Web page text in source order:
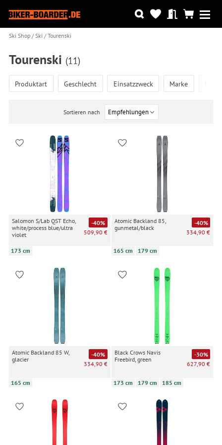
Ski Shop Ski Tourenski
Tourenski (11)
Produktart Geschlecht Einsatzzweck Marke
Sortieren nach
Salomon S/Lab QST Echo,
white/process blue/ultra
violet
-40%
509,90 €
173 cm
Atomic Backland 85,
gunmetal/black
-40%
334,90 €
165 cm 179 cm
Atomic Backland 85 W,
glacier
-40%
334,90 €
165 cm
Black Crows Navis
Freebird, green
-30%
627,90 €
173 cm 179 cm 185 cm